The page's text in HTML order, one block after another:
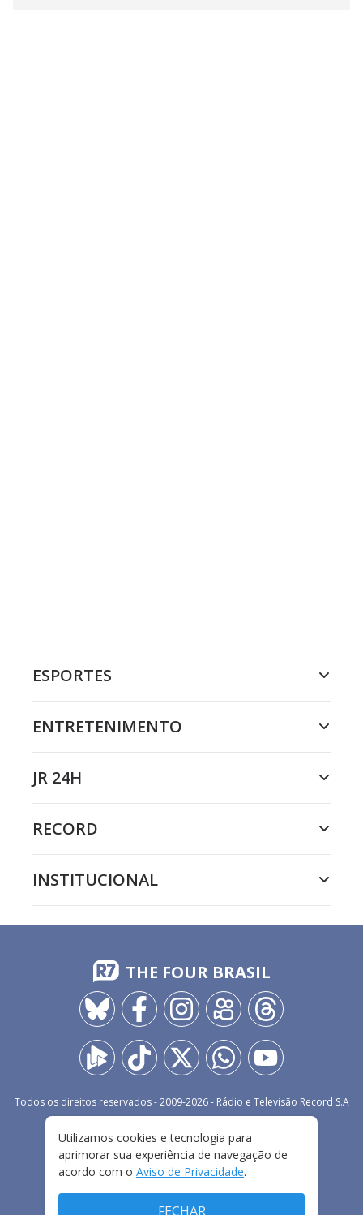
ESPORTES
ENTRETENIMENTO
JR 24H
RECORD
INSTITUCIONAL
THE FOUR BRASIL
Todos os direitos reservados - 2009-2026- Rádio e Televisão Record S.A
FALE CONOSCO
PRIVACIDADE
TERMOS E CONDIÇÕES DE USO
Utilizamos cookies e tecnologia para
aprimorar sua experiência de navegação de
acordo com o Aviso de Privacidade.
FECHAR